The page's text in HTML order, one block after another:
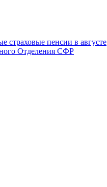
пенсии в августе
Отделения СФР